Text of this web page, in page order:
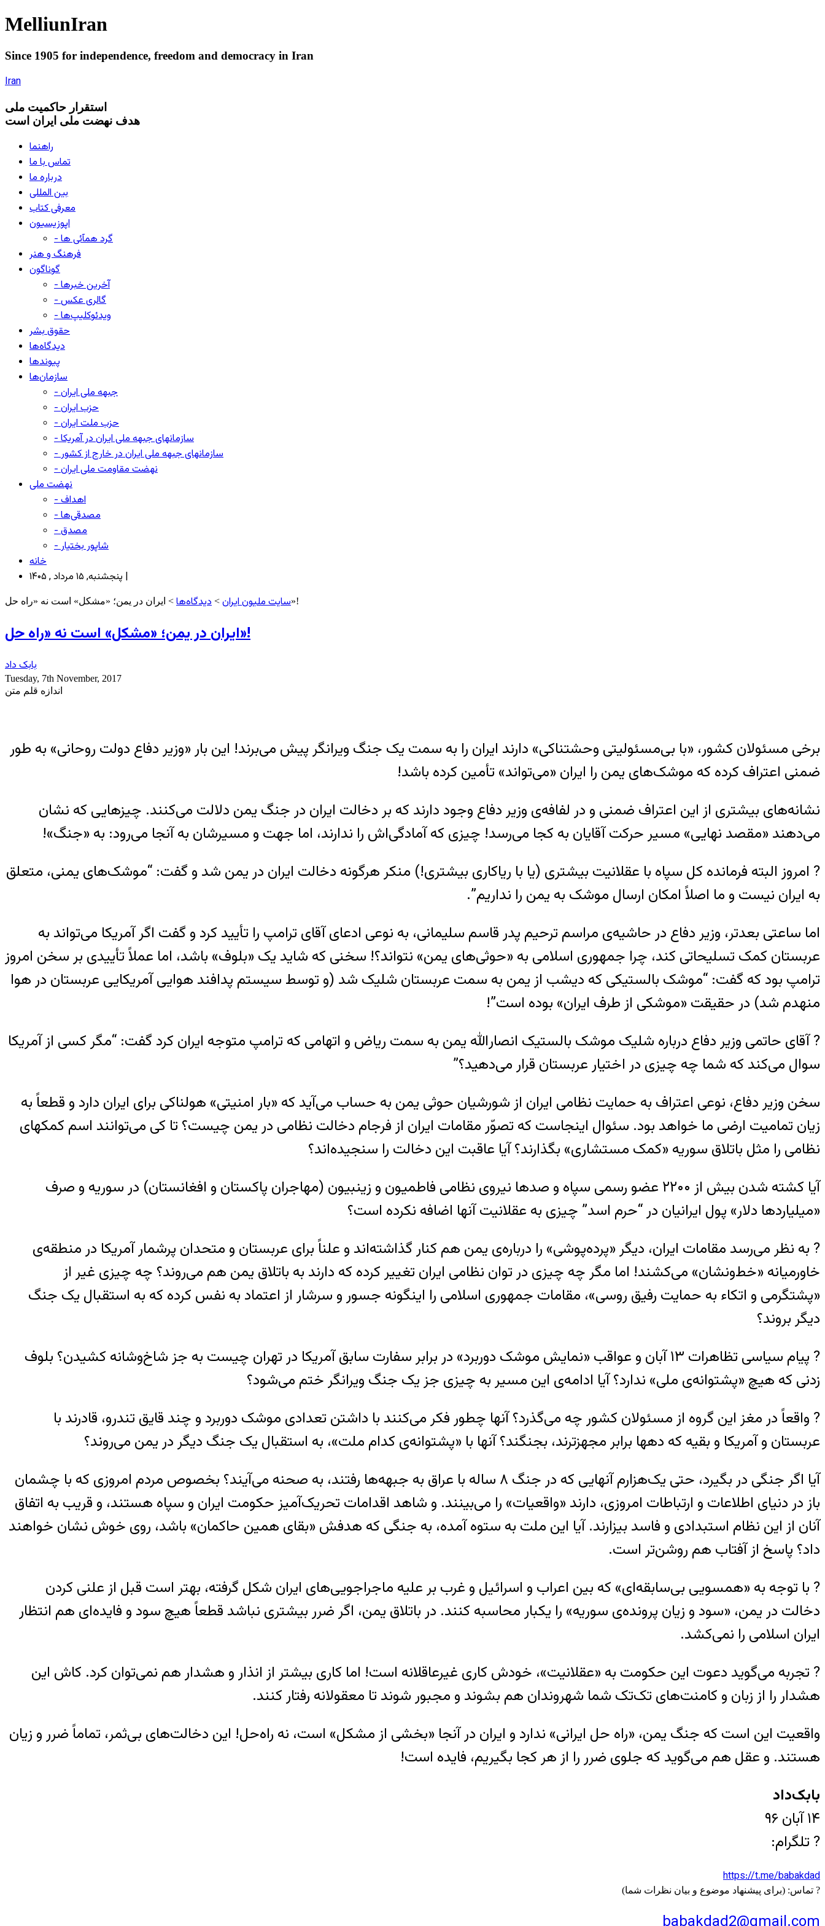
MelliunIran
Since 1905 for independence, freedom and democracy in Iran
Iran
استقرار حاکميت ملی
هدف نهضت ملی ایران است
راهنما
تماس با ما
درباره ما
بین المللی
معرفی کتاب
اپوزیسیون
- گرد همآئی ها
فرهنگ و هنر
گوناگون
- آخرین خبرها
- گالری عکس
- ویدئوکلیپ‌ها
حقوق بشر
دیدگاه‌ها
پیوندها
سازمان‌ها
- جبهه ملی ایران
- حزب ایران
- حزب ملت ایران
- سازمانهای جبهه ملی ایران در آمریکا
- سازمانهای جبهه ملی ایران در خارج از کشور
- نهضت مقاومت ملی ایران
نهضت ملی
- اهداف
- مصدقی‌ها
- مصدق
- شاپور بختیار
خانه
پنجشنبه, ۱۵ مرداد , ۱۴۰۵ |
سایت ملیون ایران > دیدگاه‌ها > ایران در یمن؛ «مشکل» است نه «راه‌ حل»!
ایران در یمن؛ «مشکل» است نه «راه‌ حل»!
بابک داد
Tuesday, 7th November, 2017
اندازه قلم متن
برخی مسئولان کشور، «با بی‌مسئولیتی وحشتناکی» دارند ایران را به سمت یک جنگ ویرانگر پیش می‌برند! این بار «وزیر دفاع دولت روحانی» به طور
ضمنی اعتراف کرده که موشک‌های یمن را ایران «می‌تواند» تأمین کرده باشد!
نشانه‌های بیشتری از این اعتراف ضمنی و در لفافه‌ی وزیر دفاع وجود دارند که بر دخالت ایران در جنگ یمن دلالت می‌کنند. چیزهایی که نشان
می‌دهند «مقصد نهایی» مسیر حرکت آقایان به کجا می‌رسد! چیزی که آمادگی‌اش را ندارند، اما جهت و مسیرشان به آنجا می‌رود: به «جنگ»!
? امروز البته فرمانده کل سپاه با عقلانیت بیشتری (یا با ریاکاری بیشتری!) منکر هرگونه دخالت ایران در یمن شد و گفت: “موشک‌های یمنی، متعلق
به ایران نیست و ما اصلاً امکان ارسال موشک به یمن را نداریم”.
اما ساعتی بعدتر، وزیر دفاع در حاشیه‌ی مراسم ترحیم پدر قاسم سلیمانی، به نوعی ادعای آقای ترامپ را تأیید کرد و گفت اگر آمریکا می‌تواند به
عربستان کمک تسلیحاتی کند، چرا جمهوری اسلامی به «حوثی‌های یمن» نتواند؟! سخنی که شاید یک «بلوف» باشد، اما عملاً تأییدی بر سخن امروز
ترامپ بود که گفت: “موشک بالستیکی که دیشب از یمن به سمت عربستان شلیک شد (و توسط سیستم پدافند هوایی آمریکایی عربستان در هوا
منهدم شد) در حقیقت «موشکی از طرف ایران» بوده است”!
? آقای حاتمی وزیر دفاع درباره شلیک موشک بالستیک انصارالله یمن به سمت ریاض و اتهامی که ترامپ متوجه ایران کرد گفت: “مگر کسی از آمریکا
سوال می‌کند که شما چه چیزی در اختیار عربستان قرار می‌دهید؟”
سخن وزیر دفاع، نوعی اعتراف به حمایت نظامی ایران از شورشیان حوثی یمن به حساب می‌آید که «بار امنیتی» هولناکی برای ایران دارد و قطعاً به
زیان تمامیت ارضی ما خواهد بود. سئوال اینجاست که تصوّر مقامات ایران از فرجام دخالت نظامی در یمن چیست؟ تا کی می‌توانند اسم کمکهای
نظامی را مثل باتلاق سوریه «کمک مستشاری» بگذارند؟ آیا عاقبت این دخالت را سنجیده‌اند؟
آیا کشته شدن بیش از ۲۲۰۰ عضو رسمی سپاه و صدها نیروی نظامی فاطمیون و زینبیون (مهاجران پاکستان و افغانستان) در سوریه و صرف
«میلیاردها دلار» پول ایرانیان در “حرم اسد” چیزی به عقلانیت آنها اضافه نکرده است؟
? به نظر می‌رسد مقامات ایران، دیگر «پرده‌پوشی» را درباره‌ی یمن هم کنار گذاشته‌اند و علناً برای عربستان و متحدان پرشمار آمریکا در منطقه‌ی
خاورمیانه «خط‌ونشان» می‌کشند! اما مگر چه چیزی در توان نظامی ایران تغییر کرده که دارند به باتلاق یمن هم می‌روند؟ چه چیزی غیر از
«پشتگرمی و اتکاء به حمایت رفیق روسی»، مقامات جمهوری اسلامی را اینگونه جسور و سرشار از اعتماد به نفس کرده که به استقبال یک جنگ
دیگر بروند؟
? پیام سیاسی تظاهرات ۱۳ آبان و عواقب «نمایش موشک دوربرد» در برابر سفارت سابق آمریکا در تهران چیست به جز شاخ‌وشانه کشیدن؟ بلوف
زدنی که هیچ «پشتوانه‌ی ملی» ندارد؟ آیا ادامه‌ی این مسیر به چیزی جز یک جنگ ویرانگر ختم می‌شود؟
? واقعاً در مغز این گروه از مسئولان کشور چه می‌گذرد؟ آنها چطور فکر می‌کنند با داشتن تعدادی موشک دوربرد و چند قایق تندرو، قادرند با
عربستان و آمریکا و بقیه که دهها برابر مجهزترند، بجنگند؟ آنها با «پشتوانه‌ی کدام ملت»، به استقبال یک جنگ دیگر در یمن می‌روند؟
آیا اگر جنگی در بگیرد، حتی یک‌هزارم آنهایی که در جنگ ۸ ساله با عراق به جبهه‌ها رفتند، به صحنه می‌آیند؟ بخصوص مردم امروزی که با چشمان
باز در دنیای اطلاعات و ارتباطات امروزی، دارند «واقعیات» را می‌بینند. و شاهد اقدامات تحریک‌آمیز حکومت ایران و سپاه هستند، و قریب به اتفاق
آنان از این نظام استبدادی و فاسد بیزارند. آیا این ملت به ستوه آمده، به جنگی که هدفش «بقای همین حاکمان» باشد، روی خوش نشان خواهند
داد؟ پاسخ از آفتاب هم روشن‌تر است.
? با توجه به «همسویی بی‌سابقه‌ای» که بین اعراب و اسرائیل و غرب بر علیه ماجراجویی‌های ایران شکل گرفته، بهتر است قبل از علنی کردن
دخالت در یمن، «سود و زیان پرونده‌ی سوریه» را یکبار محاسبه کنند. در باتلاق یمن، اگر ضرر بیشتری نباشد قطعاً هیچ سود و فایده‌ای هم انتظار
ایران اسلامی را نمی‌کشد.
? تجربه می‌گوید دعوت این حکومت به «عقلانیت»، خودش کاری غیرعاقلانه است! اما کاری بیشتر از انذار و هشدار هم نمی‌توان کرد. کاش این
هشدار را از زبان و کامنت‌های تک‌تک شما شهروندان هم بشوند و مجبور شوند تا معقولانه رفتار کنند.
واقعیت این است که جنگ یمن، «راه حل ایرانی» ندارد و ایران در آنجا «بخشی از مشکل» است، نه راه‌حل! این دخالت‌های بی‌ثمر، تماماً ضرر و زیان
هستند. و عقل هم می‌گوید که جلوی ضرر را از هر کجا بگیریم، فایده است!
بابک‌داد
۱۴ آبان ۹۶
? تلگرام:
https://t.me/babakdad
? تماس: (برای پیشنهاد موضوع و بیان نظرات شما)